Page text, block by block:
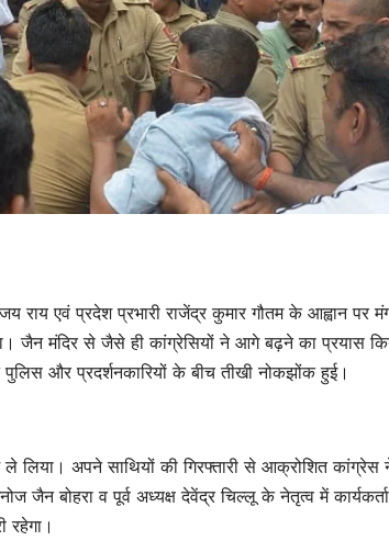
राय एवं प्रदेश प्रभारी राजेंद्र कुमार गौतम के आह्वान पर
जैन मंदिर से जैसे ही कांग्रेसियों ने आगे बढ़ने का प्रयास
और प्रदर्शनकारियों के बीच तीखी नोकझोंक हुई।
लिया। अपने साथियों की गिरफ्तारी से आक्रोशित कांग्रेस
जैन बोहरा व पूर्व अध्यक्ष देवेंद्र चिल्लू के नेतृत्व में
रहेगा।